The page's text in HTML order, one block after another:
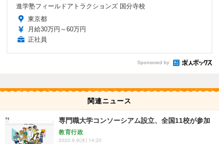
進学塾フィールドアトラクションズ 国分寺校
東京都
月給30万円～60万円
正社員
Sponsored by
関連ニュース
専門職大学コンソーシアム設立、全国11校が参加
教育行政
2020.9.9(水) 14:20